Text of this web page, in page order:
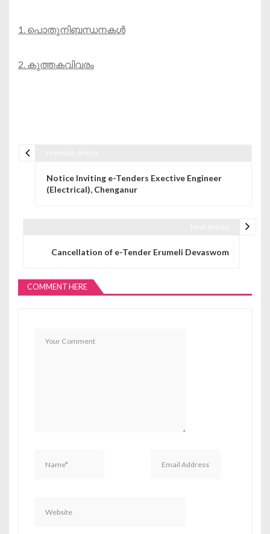
1. പൊതുനിബന്ധനകൾ
2. കുത്തകവിവരം
Notice Inviting e-Tenders Exective Engineer
(Electrical), Chenganur
Cancellation of e-Tender Erumeli Devaswom
COMMENT HERE